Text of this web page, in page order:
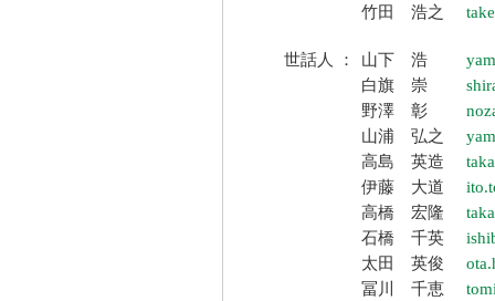
竹田 浩之
世話人 ： 山下 浩
白旗 崇
野澤 彰
山浦 弘之
高島 英造
伊藤 大道
高橋 宏隆
石橋 千英
太田 英俊
冨川 千恵